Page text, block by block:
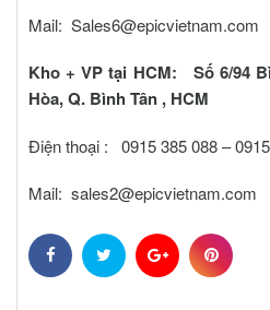
Mail: Sales6@epicvietnam.com
Kho + VP tại HCM: Số 6/94
Hòa, Q. Bình Tân , HCM
Điện thoại : 0915 385 088 –
Mail: sales2@epicvietnam.com